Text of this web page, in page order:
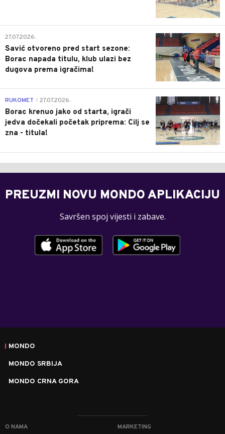
0
27.07.2026.
Savić otvoreno pred start sezone:
Borac napada titulu, klub ulazi bez
dugova prema igračima!
0
RUKOMET 27.07.2026.
Borac krenuo jako od starta, igrači
jedva dočekali početak priprema: Cilj se
zna - titula!
PREUZMI NOVU MONDO APLIKACIJU
Savršen spoj vijesti i zabave.
MONDO
MONDO SRBIJA
MONDO CRNA GORA
O NAMA MARKETING